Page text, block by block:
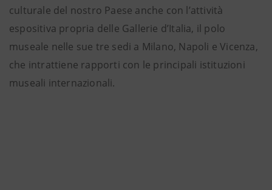
culturale del nostro Paese anche con l’attività
espositiva propria delle Gallerie d’Italia, il polo
museale nelle sue tre sedi a Milano, Napoli e Vicenza,
che intrattiene rapporti con le principali istituzioni
museali internazionali.